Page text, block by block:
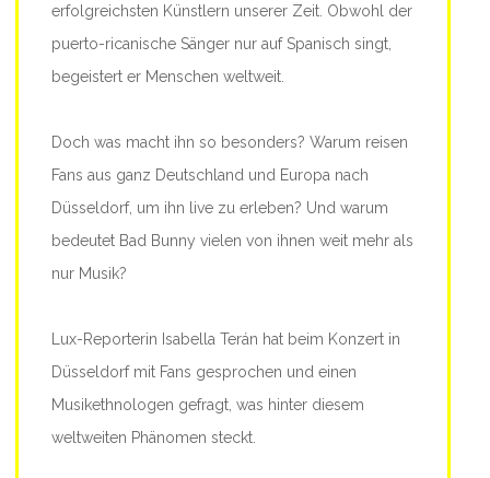
erfolgreichsten Künstlern unserer Zeit. Obwohl der
puerto-ricanische Sänger nur auf Spanisch singt,
begeistert er Menschen weltweit.
Doch was macht ihn so besonders? Warum reisen
Fans aus ganz Deutschland und Europa nach
Düsseldorf, um ihn live zu erleben? Und warum
bedeutet Bad Bunny vielen von ihnen weit mehr als
nur Musik?
Lux-Reporterin Isabella Terán hat beim Konzert in
Düsseldorf mit Fans gesprochen und einen
Musikethnologen gefragt, was hinter diesem
weltweiten Phänomen steckt.